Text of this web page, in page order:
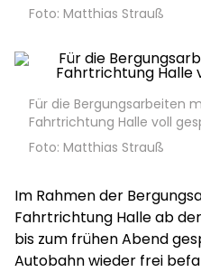
Foto: Matthias Strauß
Für die Bergungsarbeiten
Fahrtrichtung Halle voll
Foto: Matthias Strauß
Im Rahmen der
Fahrtrichtung Halle ab
bis zum frühen Abend
Autobahn wieder frei